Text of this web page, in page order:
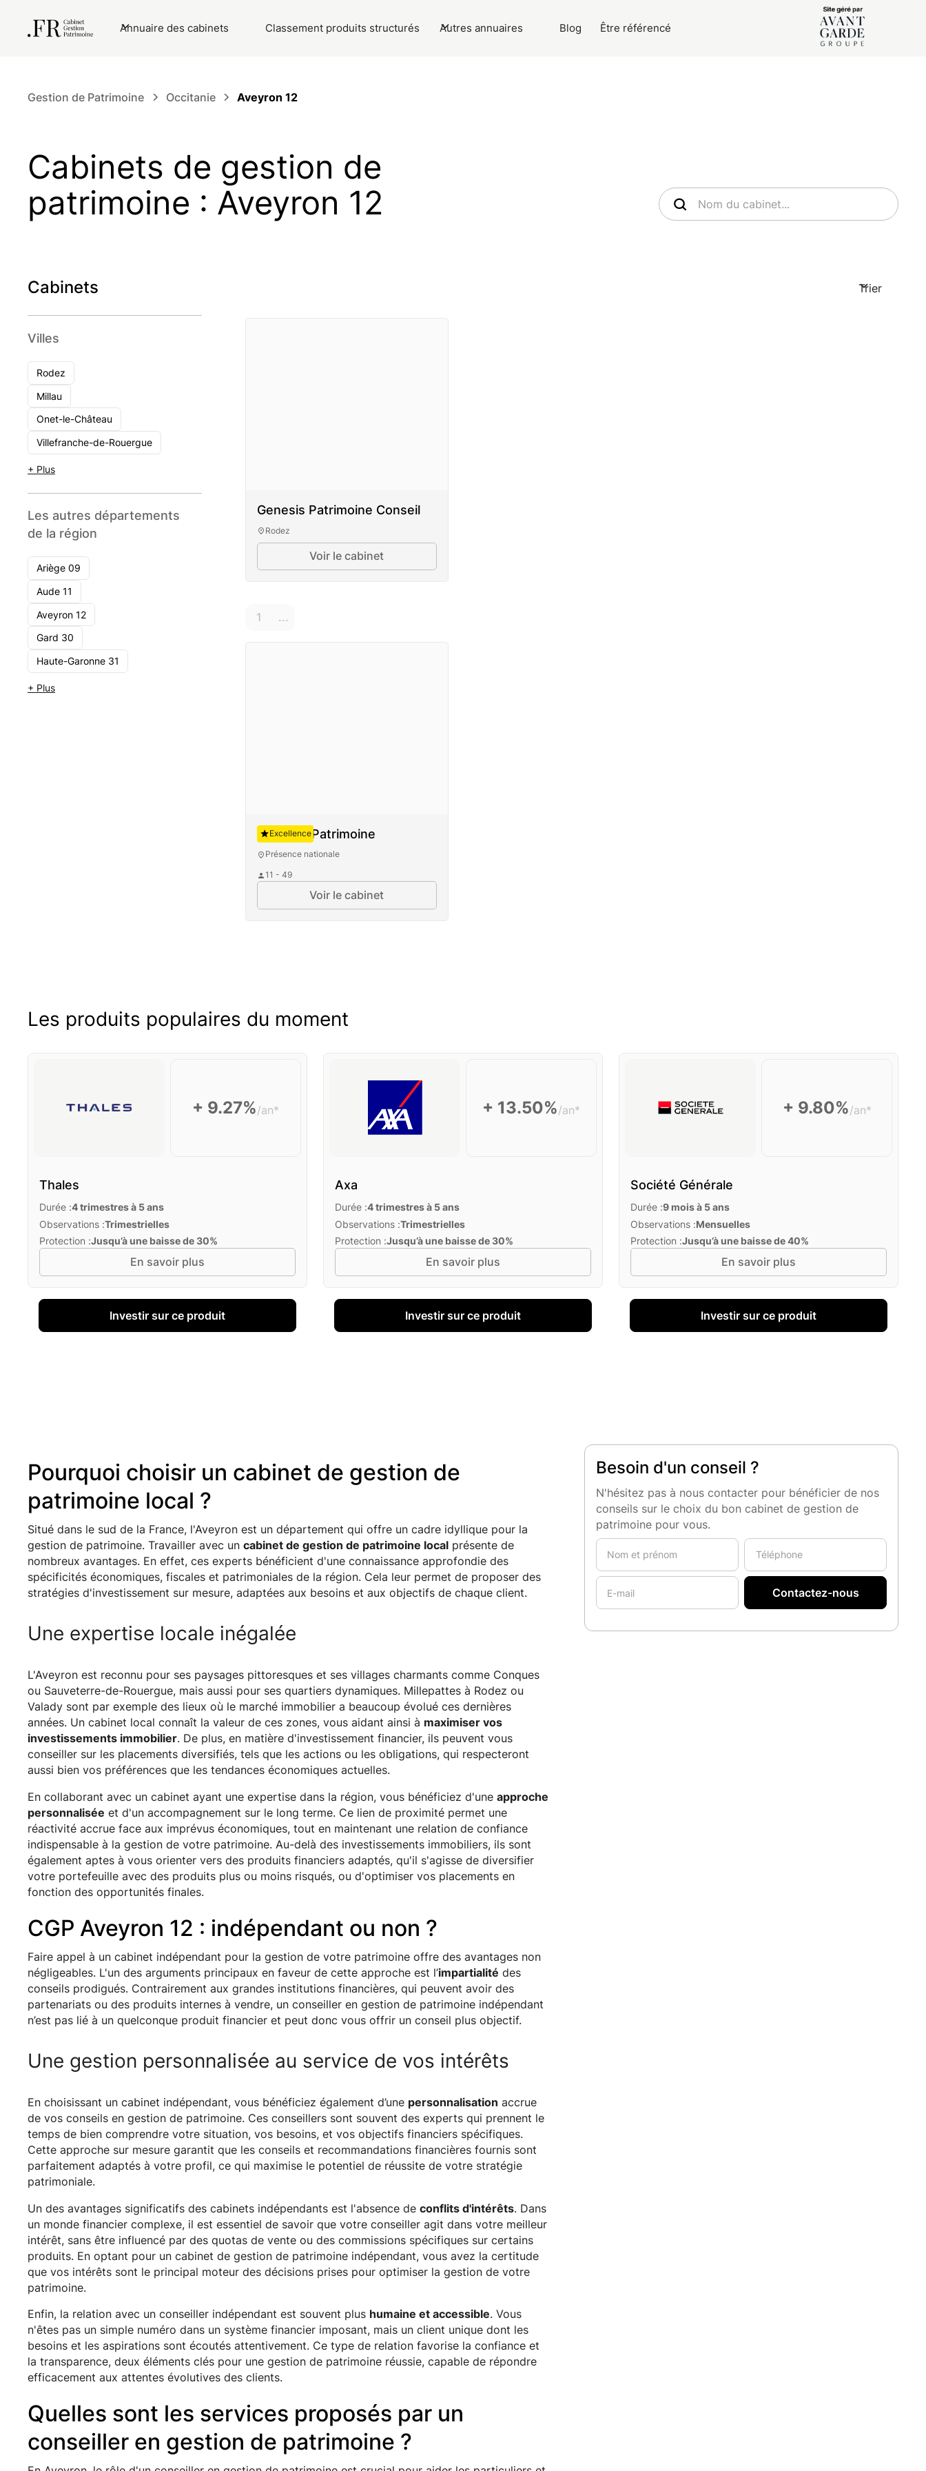
Annuaire des cabinets Classement produits structurés Autres annuaires Blog Être référencé
Gestion de Patrimoine Occitanie Aveyron 12
Cabinets de gestion de
patrimoine : Aveyron 12
Cabinets
Villes
Rodez
Millau
Onet-le-Château
Villefranche-de-Rouergue
+ Plus
Les autres départements
de la région
Ariège 09
Aude 11
Aveyron 12
Gard 30
Haute-Garonne 31
+ Plus
Trier
Genesis Patrimoine Conseil
Rodez
Voir le cabinet
1 ...
Auguste Patrimoine
Présence nationale
11 - 49
Excellence
Voir le cabinet
Les produits populaires du moment
+ 9.27%/an*
Thales
Durée :4 trimestres à 5 ans
Observations :Trimestrielles
Protection :Jusqu’à une baisse de 30%
En savoir plus
Investir sur ce produit
+ 13.50%/an*
Axa
Durée :4 trimestres à 5 ans
Observations :Trimestrielles
Protection :Jusqu’à une baisse de 30%
En savoir plus
Investir sur ce produit
+ 9.80%/an*
Société Générale
Durée :9 mois à 5 ans
Observations :Mensuelles
Protection :Jusqu’à une baisse de 40%
En savoir plus
Investir sur ce produit
Pourquoi choisir un cabinet de gestion de
patrimoine local ?
Situé dans le sud de la France, l'Aveyron est un département qui offre un cadre idyllique pour la
gestion de patrimoine. Travailler avec un cabinet de gestion de patrimoine localprésente de
nombreux avantages. En effet, ces experts bénéficient d'une connaissance approfondie des
spécificités économiques, fiscales et patrimoniales de la région. Cela leur permet de proposer des
stratégies d'investissement sur mesure, adaptées aux besoins et aux objectifs de chaque client.
Une expertise locale inégalée
L'Aveyron est reconnu pour ses paysages pittoresques et ses villages charmants comme Conques
ou Sauveterre-de-Rouergue, mais aussi pour ses quartiers dynamiques. Millepattes à Rodez ou
Valady sont par exemple des lieux où le marché immobilier a beaucoup évolué ces dernières
années. Un cabinet local connaît la valeur de ces zones, vous aidant ainsi à maximiser vos
investissements immobilier. De plus, en matière d'investissement financier, ils peuvent vous
conseiller sur les placements diversifiés, tels que les actions ou les obligations, qui respecteront
aussi bien vos préférences que les tendances économiques actuelles.
En collaborant avec un cabinet ayant une expertise dans la région, vous bénéficiez d'une approche
personnalisée et d'un accompagnement sur le long terme. Ce lien de proximité permet une
réactivité accrue face aux imprévus économiques, tout en maintenant une relation de confiance
indispensable à la gestion de votre patrimoine. Au-delà des investissements immobiliers, ils sont
également aptes à vous orienter vers des produits financiers adaptés, qu'il s'agisse de diversifier
votre portefeuille avec des produits plus ou moins risqués, ou d'optimiser vos placements en
fonction des opportunités finales.
CGP Aveyron 12 : indépendant ou non ?
Faire appel à un cabinet indépendant pour la gestion de votre patrimoine offre des avantages non
négligeables. L'un des arguments principaux en faveur de cette approche est l’impartialité des
conseils prodigués. Contrairement aux grandes institutions financières, qui peuvent avoir des
partenariats ou des produits internes à vendre, un conseiller en gestion de patrimoine indépendant
n’est pas lié à un quelconque produit financier et peut donc vous offrir un conseil plus objectif.
Une gestion personnalisée au service de vos intérêts
En choisissant un cabinet indépendant, vous bénéficiez également d’une personnalisation accrue
de vos conseils en gestion de patrimoine. Ces conseillers sont souvent des experts qui prennent le
temps de bien comprendre votre situation, vos besoins, et vos objectifs financiers spécifiques.
Cette approche sur mesure garantit que les conseils et recommandations financières fournis sont
parfaitement adaptés à votre profil, ce qui maximise le potentiel de réussite de votre stratégie
patrimoniale.
Un des avantages significatifs des cabinets indépendants est l'absence de conflits d'intérêts. Dans
un monde financier complexe, il est essentiel de savoir que votre conseiller agit dans votre meilleur
intérêt, sans être influencé par des quotas de vente ou des commissions spécifiques sur certains
produits. En optant pour un cabinet de gestion de patrimoine indépendant, vous avez la certitude
que vos intérêts sont le principal moteur des décisions prises pour optimiser la gestion de votre
patrimoine.
Enfin, la relation avec un conseiller indépendant est souvent plus humaine et accessible. Vous
n'êtes pas un simple numéro dans un système financier imposant, mais un client unique dont les
besoins et les aspirations sont écoutés attentivement. Ce type de relation favorise la confiance et
la transparence, deux éléments clés pour une gestion de patrimoine réussie, capable de répondre
efficacement aux attentes évolutives des clients.
Quelles sont les services proposés par un
conseiller en gestion de patrimoine ?
Besoin d'un conseil ?
N'hésitez pas à nous contacter pour bénéficier de nos
conseils sur le choix du bon cabinet de gestion de
patrimoine pour vous.